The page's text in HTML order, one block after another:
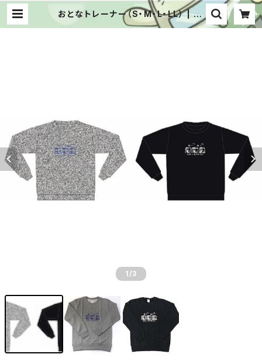
おとなトレーナー（S・M・L・LL） | st
spshop
1 /3